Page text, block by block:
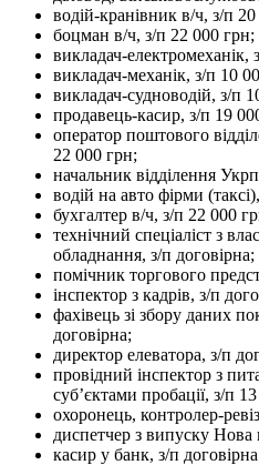
водій-кранівник в/ч, з/п
боцман в/ч, з/п 22 000 грн;
викладач-електромеханік,
викладач-механік, з/п 10
викладач-судноводій, з/п
продавець-касир, з/п 19
оператор поштового
22 000 грн;
начальник відділення
водій на авто фірми
бухгалтер в/ч, з/п 22 000
технічний спеціаліст з
обладнання, з/п договірна;
помічник торгового
інспектор з кадрів, з/п
фахівець зі збору даних
договірна;
директор елеватора, з/п
провідний інспектор з
суб’єктами пробації, з/п
охоронець, контролер-
диспетчер з випуску
касир у банк, з/п